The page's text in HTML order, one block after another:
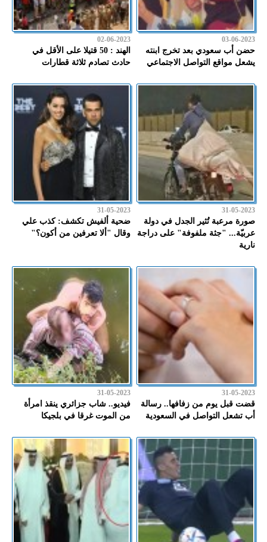
03-06-2023
حضن أب سعودي بعد تخرج ابنته
يشعل مواقع التواصل الاجتماعي
02-06-2023
الهند : 50 قتيلا على الأقل في
حادث تصادم ثلاثة قطارات
31-05-2023
صورة مرعبة تُثير الجدل في دولة
عربيّة... "جثة ملفوفة" على دراجة
نارية
31-05-2023
ضحية ألفيش تكشف: كذب علي
وقال "ألا تعرفين من أكون؟"
31-05-2023
قضت قبل يوم من زفافها.. رسالة
أب تشعل التواصل في السعودية
31-05-2023
فيديو.. شاب جزائري ينقذ امرأة
من الموت غرقا في بلجيكا